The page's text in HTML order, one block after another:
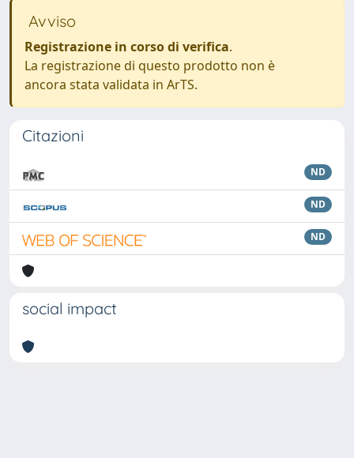
Avviso
Registrazione in corso di verifica.
La registrazione di questo prodotto non è
ancora stata validata in ArTS.
Citazioni
ND
ND
ND
social impact